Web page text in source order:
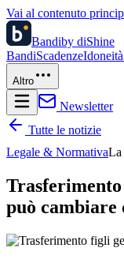
Vai al contenuto
Bandiby diShine
BandiScadenzeIdoneità
Altro
Newsletter
Tutte le notizie
Legale & NormativaLa
può cambiare